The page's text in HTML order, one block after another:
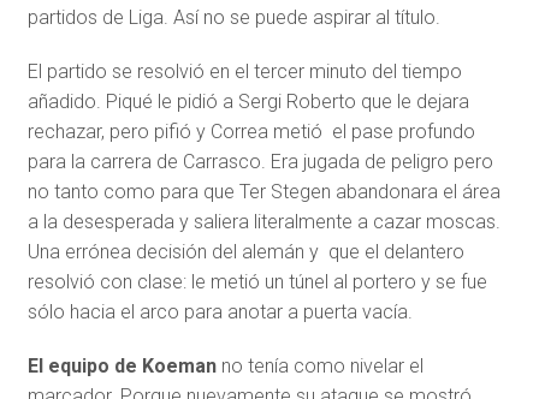
partidos de Liga. Así no se puede aspirar al título.
El partido se resolvió en el tercer minuto del tiempo
añadido. Piqué le pidió a Sergi Roberto que le dejara
rechazar, pero pifió y Correa metió el pase profundo
para la carrera de Carrasco. Era jugada de peligro pero
no tanto como para que Ter Stegen abandonara el área
a la desesperada y saliera literalmente a cazar moscas.
Una errónea decisión del alemán y que el delantero
resolvió con clase: le metió un túnel al portero y se fue
sólo hacia el arco para anotar a puerta vacía.
El equipo de Koemanno tenía como nivelar el